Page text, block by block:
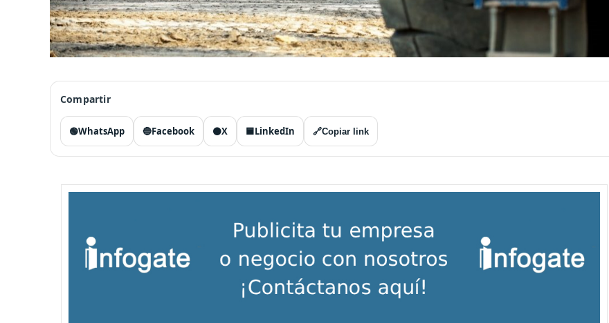
Compartir
🟢WhatsApp 🔵Facebook ⚫X 🟦LinkedIn 🔗Copiar link